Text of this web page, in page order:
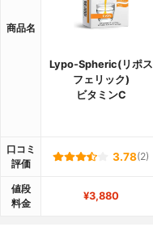
商品名
Lypo-Spheric(リポス
フェリック)
ビタミンC
口コミ
評価
3.78(2)
値段
料金
¥3,880